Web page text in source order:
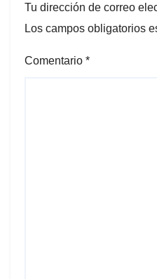
Tu dirección de correo
Los campos obligatorios
Comentario *